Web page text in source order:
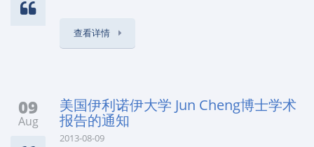
查看详情
09
Aug
美国伊利诺伊大学 Jun Cheng博士学术
报告的通知
2013-08-09